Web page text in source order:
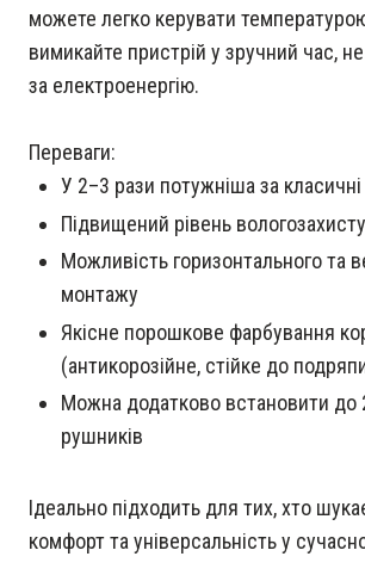
можете легко керувати
вимикайте пристрій у зручний час,
за електроенергію.
Переваги:
У 2–3 рази потужніша за класичні
Підвищений рівень вологозахисту
Можливість горизонтального та
монтажу
Якісне порошкове фарбування
(антикорозійне, стійке до
Можна додатково встановити до
рушників
Ідеально підходить для тих, хто
комфорт та універсальність у